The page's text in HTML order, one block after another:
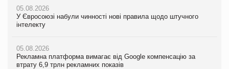
05.08.2026
У Євросоюзі набули чинності нові правила щодо штучного
інтелекту
05.08.2026
Рекламна платформа вимагає від Google компенсацію за
втрату 6,9 трлн рекламних показів
05.08.2026
Мережа супермаркетів VARUS купує мережу магазинів
формату convenience store КОЛО: об’єднана компанія
05.08.2026
Російська атака 5 серпня стала одним із наймасштабніших
05.08.2026
У Євросоюзі набули чинності нові правила щодо штучного
інтелекту
05.08.2026
Рекламна платформа вимагає від Google компенсацію за
втрату 6,9 трлн рекламних показів